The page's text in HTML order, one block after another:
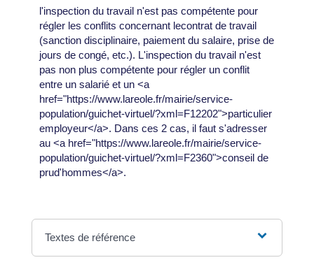
l'inspection du travail n'est pas compétente pour
régler les conflits concernant lecontrat de travail
(sanction disciplinaire, paiement du salaire, prise de
jours de congé, etc.). L'inspection du travail n'est
pas non plus compétente pour régler un conflit
entre un salarié et un <a
href="https://www.lareole.fr/mairie/service-
population/guichet-virtuel/?xml=F12202">particulier
employeur</a>. Dans ces 2 cas, il faut s'adresser
au <a href="https://www.lareole.fr/mairie/service-
population/guichet-virtuel/?xml=F2360">conseil de
prud'hommes</a>.
Textes de référence